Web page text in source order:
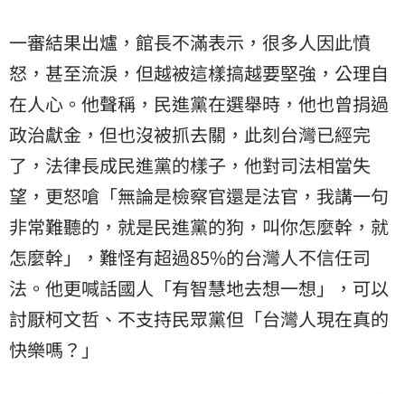
一審結果出爐，館長不滿表示，很多人因此憤
怒，甚至流淚，但越被這樣搞越要堅強，公理自
在人心。他聲稱，民進黨在選舉時，他也曾捐過
政治獻金，但也沒被抓去關，此刻台灣已經完
了，法律長成民進黨的樣子，他對司法相當失
望，更怒嗆「無論是檢察官還是法官，我講一句
非常難聽的，就是民進黨的狗，叫你怎麼幹，就
怎麼幹」，難怪有超過85%的台灣人不信任司
法。他更喊話國人「有智慧地去想一想」，可以
討厭柯文哲、不支持民眾黨但「台灣人現在真的
快樂嗎？」